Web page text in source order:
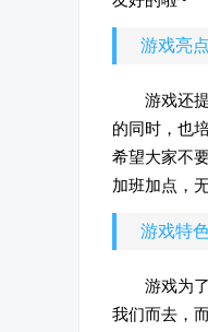
游戏亮点
游戏还
的同时，也
希望大家不
加班加点，
游戏特
游戏为
我们而去，